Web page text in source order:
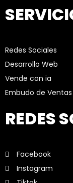
Redes Sociales
Desarrollo Web
Vende con ia
Embudo de Ventas
REDES
Facebook
Instagram